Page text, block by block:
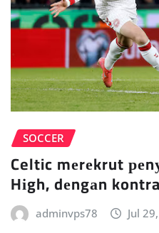
SOCCER
Celtic mеrеkrut
Hіgh, dеngаn
adminvps78 Jul